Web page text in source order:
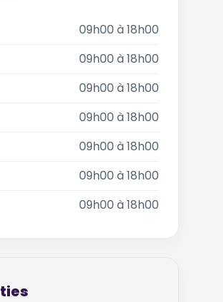
09h00 à 18h00
09h00 à 18h00
09h00 à 18h00
09h00 à 18h00
09h00 à 18h00
09h00 à 18h00
09h00 à 18h00